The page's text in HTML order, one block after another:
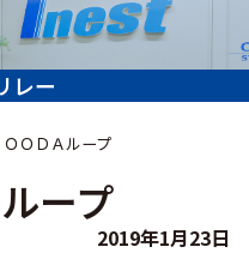
レー
ＯＯＤＡループ
ープ
2019年1月23日